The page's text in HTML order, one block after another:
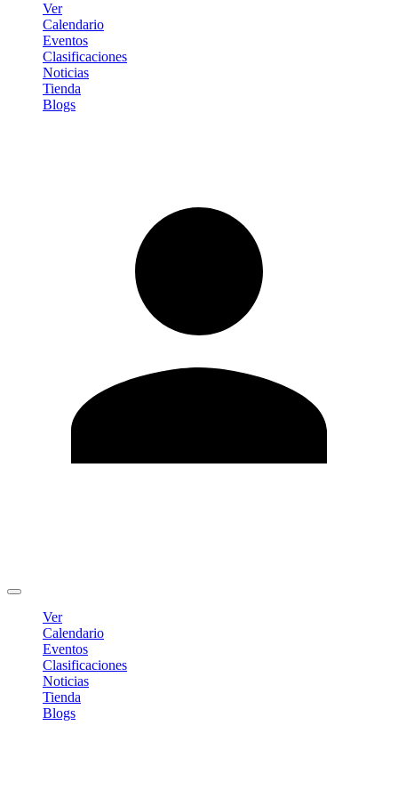
Ver
Calendario
Eventos
Clasificaciones
Noticias
Tienda
Blogs
Ver
Calendario
Eventos
Clasificaciones
Noticias
Tienda
Blogs